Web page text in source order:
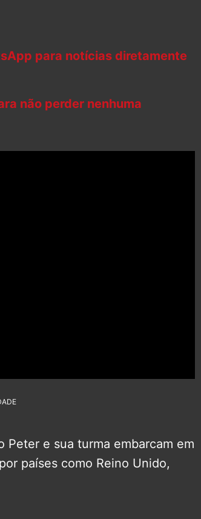
para notícias diretamente
não perder nenhuma
Peter e sua turma embarcam em
países como Reino Unido,